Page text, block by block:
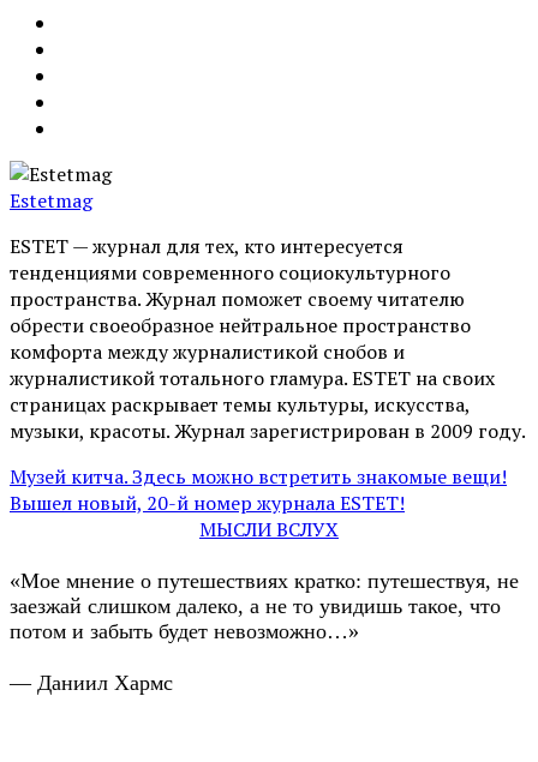
Estetmag
ESTET — журнал для тех, кто интересуeтся
тенденциями современного социокультурного
пространства. Журнал поможет своему читателю
обрести своеобразное нейтральное пространство
комфорта между журналистикой снобов и
журналистикой тотального гламура. ESTET на своих
страницах раскрывает темы культуры, искусства,
музыки, красоты. Журнал зарегистрирован в 2009 году.
Музей китча. Здесь можно встретить знакомые вещи!
Вышел новый, 20-й номер журнала ESTET!
МЫСЛИ ВСЛУХ
«Мое мнение о путешествиях кратко: путешествуя, не
заезжай слишком далеко, а не то увидишь такое, что
потом и забыть будет невозможно…»
— Даниил Хармс